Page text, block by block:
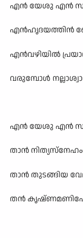
എൻ യേശു എൻ
എൻഹൃദയത്തിൻ
എൻവഴിയിൽ
വരുമ്പോൾ
എൻ യേശു എൻ
താൻ
താൻ തുടങ്ങിയ
തൻ